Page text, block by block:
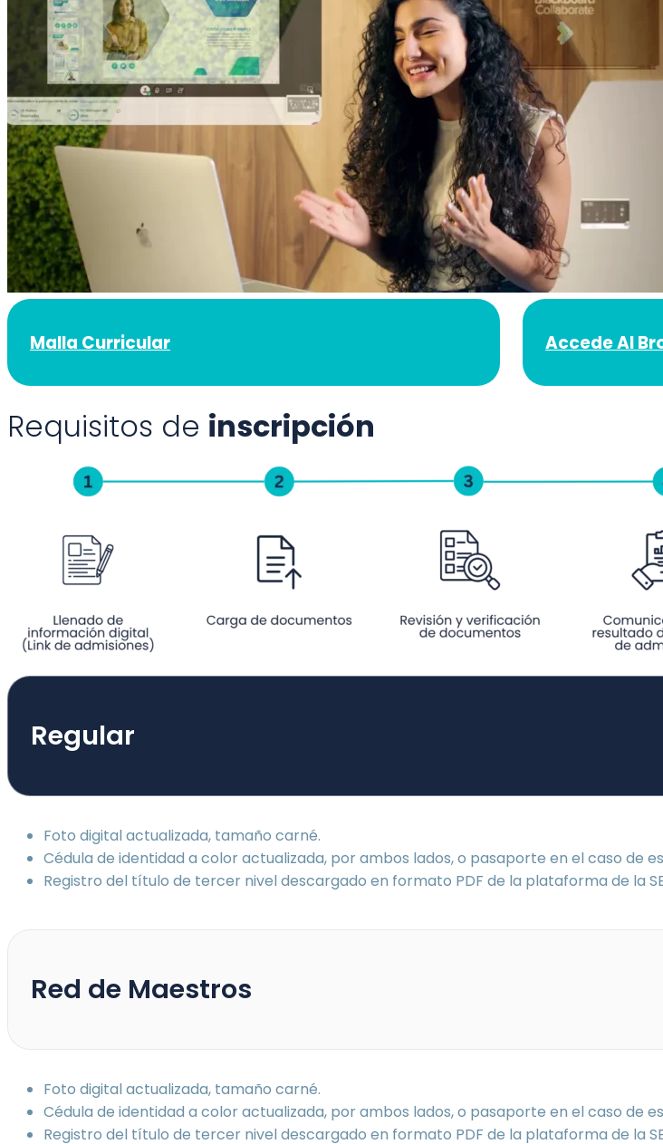
Malla Curricular Accede Al
Requisitos de inscripción
Regular
Foto digital actualizada, tamaño carné.
Cédula de identidad a color actualizada, por ambos lados, o pasaporte en el caso de
Registro del título de tercer nivel descargado en formato PDF de la plataforma de la
Red de Maestros
Foto digital actualizada, tamaño carné.
Cédula de identidad a color actualizada, por ambos lados, o pasaporte en el caso de
Registro del título de tercer nivel descargado en formato PDF de la plataforma de la